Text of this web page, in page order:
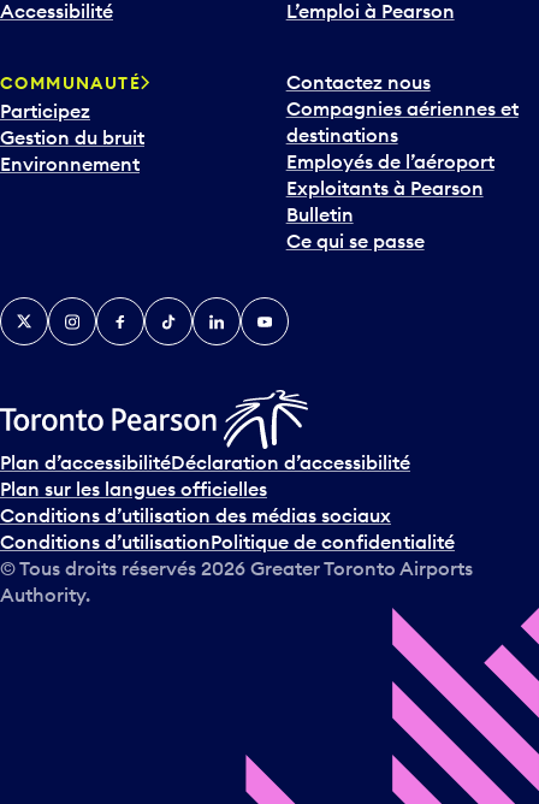
Participez
Gestion du bruit
Environnement
Compagnies aériennes et
destinations
Employés de l’aéroport
Exploitants à Pearson
Bulletin
Ce qui se passe
Plan d’accessibilitéDéclaration d’accessibilité
Plan sur les langues officielles
Conditions d’utilisation des médias sociaux
Conditions d’utilisation Politique de confidentialité
© Tous droits réservés2026Greater Toronto Airports
Authority.